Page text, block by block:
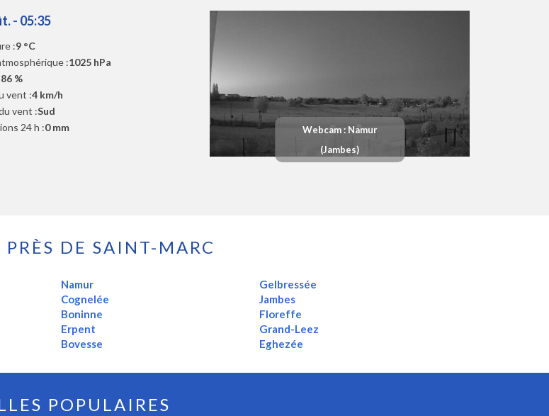
- 05:35
:9 °C
:1025 hPa
86 %
vent :4 km/h
vent :Sud
24 h :0 mm
Webcam : Namur
(Jambes)
PRÈS DE SAINT-MARC
Namur
Cognelée
Boninne
Erpent
Bovesse
Gelbressée
Jambes
Floreffe
Grand-Leez
Eghezée
POPULAIRES